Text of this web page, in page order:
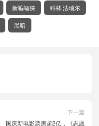
新蝙蝠侠 科林·法瑞尔
黑暗
下一篇
国庆新电影票房超2亿，《志愿